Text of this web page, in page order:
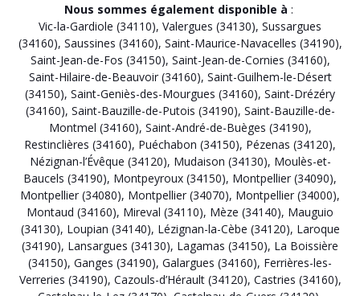
Nous sommes également disponible à :
Vic-la-Gardiole (34110), Valergues (34130), Sussargues
(34160), Saussines (34160), Saint-Maurice-Navacelles (34190),
Saint-Jean-de-Fos (34150), Saint-Jean-de-Cornies (34160),
Saint-Hilaire-de-Beauvoir (34160), Saint-Guilhem-le-Désert
(34150), Saint-Geniès-des-Mourgues (34160), Saint-Drézéry
(34160), Saint-Bauzille-de-Putois (34190), Saint-Bauzille-de-
Montmel (34160), Saint-André-de-Buèges (34190),
Restinclières (34160), Puéchabon (34150), Pézenas (34120),
Nézignan-l’Évêque (34120), Mudaison (34130), Moulès-et-
Baucels (34190), Montpeyroux (34150), Montpellier (34090),
Montpellier (34080), Montpellier (34070), Montpellier (34000),
Montaud (34160), Mireval (34110), Mèze (34140), Mauguio
(34130), Loupian (34140), Lézignan-la-Cèbe (34120), Laroque
(34190), Lansargues (34130), Lagamas (34150), La Boissière
(34150), Ganges (34190), Galargues (34160), Ferrières-les-
Verreries (34190), Cazouls-d’Hérault (34120), Castries (34160),